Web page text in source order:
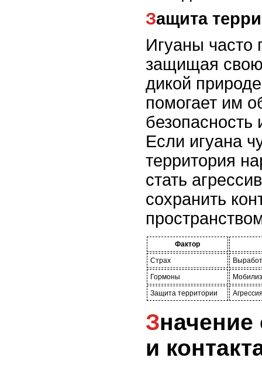
Защита
Игуаны часто
защищая
дикой
помогает им
безопасность
Если игуана
территория
стать
сохранить
Фактор
Страх
Гормоны
Защита территории
Значение социализации
и